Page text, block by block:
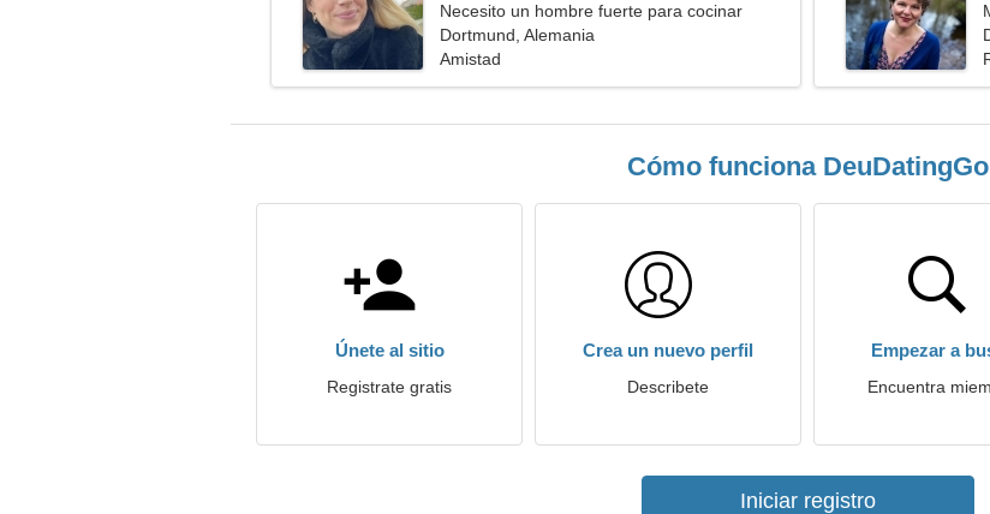
Necesito un hombre fuerte para cocinar
juntos
Dortmund, Alemania
Amistad
Cómo funciona DeuDatingGo
Únete al sitio
Registrate gratis
Crea un nuevo perfil
Describete
Empezar a
Encuentra
Iniciar registro